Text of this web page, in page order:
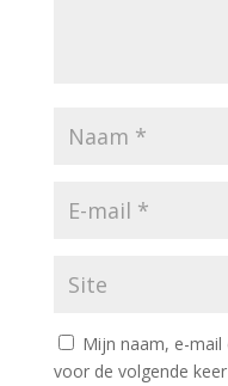
Mijn naam, e-mail
voor de volgende